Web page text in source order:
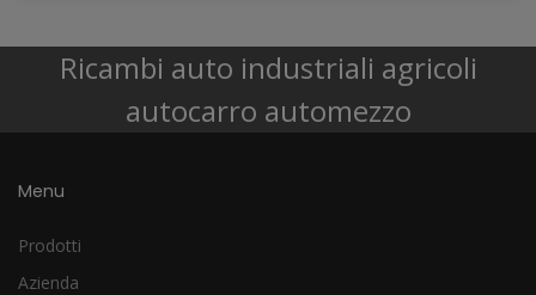
Ricambi auto industriali agricoli
autocarro automezzo
Menu
Prodotti
Azienda